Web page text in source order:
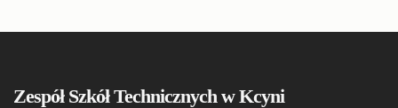
Zespół Szkół Technicznych w Kcyni